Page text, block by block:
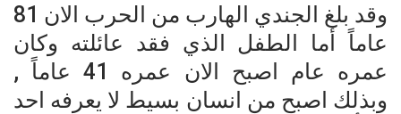
وقد بلغ الجندي الهارب من الحرب الان 81
عاماً أما الطفل الذي فقد عائلته وكان
عمره عام اصبح الان عمره 41 عاماً ,
وبذلك اصبح من انسان بسيط لا يعرفه احد